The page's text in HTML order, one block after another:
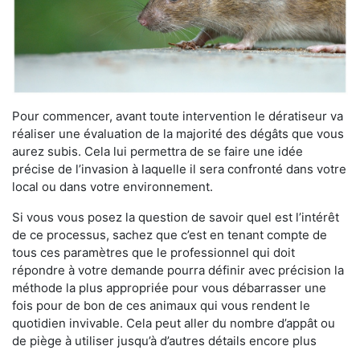
Pour commencer, avant toute intervention le dératiseur va
réaliser une évaluation de la majorité des dégâts que vous
aurez subis. Cela lui permettra de se faire une idée
précise de l’invasion à laquelle il sera confronté dans votre
local ou dans votre environnement.
Si vous vous posez la question de savoir quel est l’intérêt
de ce processus, sachez que c’est en tenant compte de
tous ces paramètres que le professionnel qui doit
répondre à votre demande pourra définir avec précision la
méthode la plus appropriée pour vous débarrasser une
fois pour de bon de ces animaux qui vous rendent le
quotidien invivable. Cela peut aller du nombre d’appât ou
de piège à utiliser jusqu’à d’autres détails encore plus